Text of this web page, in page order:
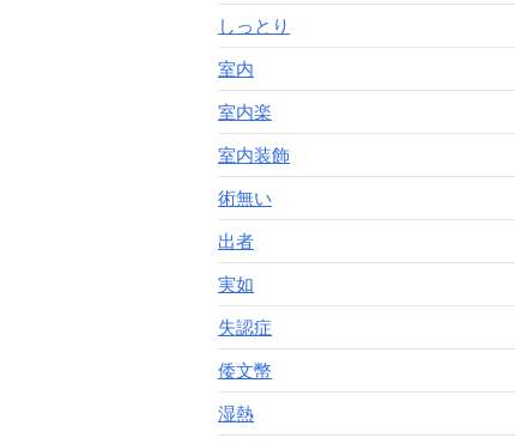
しっとり
室内
室内楽
室内装飾
術無い
出者
実如
失認症
倭文幣
湿熱